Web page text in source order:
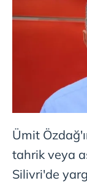
Ümit
tahrik veya
Silivri'de